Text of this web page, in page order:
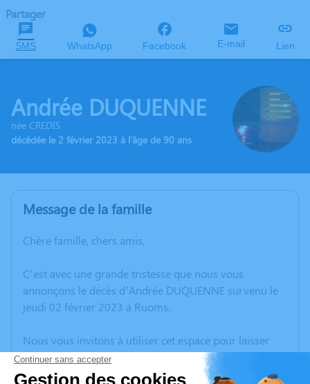
Partager
SMS WhatsApp Facebook E-mail Lien
Andrée DUQUENNE
née CREDIS
décédée le 2 février 2023 à l'âge de 90 ans
Message de la famille
Chère famille, chers amis,
C’est avec une grande tristesse que nous vous
annonçons le décès d’Andrée DUQUENNE survenu le
jeudi 02 février 2023 à Ruoms.
Nous vous invitons à utiliser cet espace pour laisser
vos condoléances, partager des photos souvenirs, une
anecdote ou exprimer vos pensées à travers des